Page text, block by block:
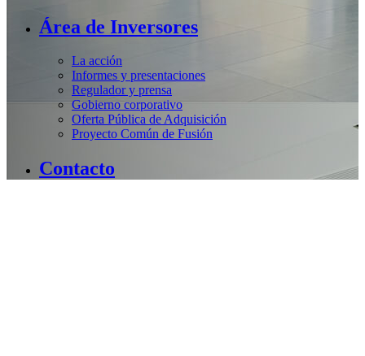
Área de Inversores
La acción
Informes y presentaciones
Regulador y prensa
Gobierno corporativo
Oferta Pública de Adquisición
Proyecto Común de Fusión
Contacto